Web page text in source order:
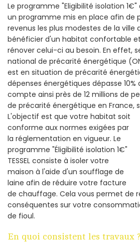
Le programme "Eligibilité isolation 1€"
un programme mis en place afin de
revenus les plus modestes de la ville
bénéficier d'un habitat confortable
rénover celui-ci au besoin. En effet,
national de précarité énergétique
est en situation de précarité
dépenses énergétiques dépasse 10%
compte ainsi près de 12 millions de
de précarité énergétique en France,
L'objectif est que votre habitat soit
conforme aux normes exigées par
la réglementation en vigueur. Le
programme "Éligibilité isolation 1€"
TESSEL consiste à isoler votre
maison à l'aide d'un soufflage de
laine afin de réduire votre facture
de chauffage. Cela vous permet de
conséquentes sur votre
de fioul.
En quoi consistent les travaux ?